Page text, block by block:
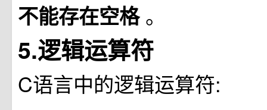
不能存在空格。
5.逻辑运算符
C语言中的逻辑运算符: